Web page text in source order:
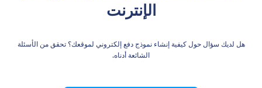
الإنترنت
هل لديك سؤال حول كيفية إنشاء نموذج دفع إلكتروني لموقعك؟ تحقق من الأسئلة
الشائعة أدناه.